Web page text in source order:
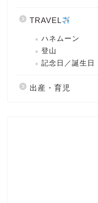
TRAVEL
ハネムーン
登山
記念日／誕生日
出産・育児